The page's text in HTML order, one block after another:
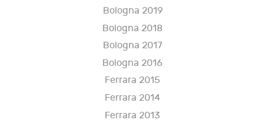
Bologna 2019
Bologna 2018
Bologna 2017
Bologna 2016
Ferrara 2015
Ferrara 2014
Ferrara 2013